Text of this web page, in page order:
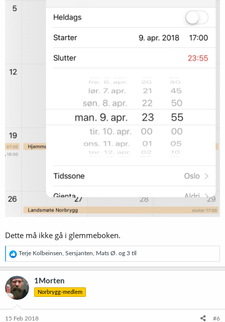
Dette må ikke gå i glemmeboken.
R
e
a
k
s
j
o
e
Terje Kolbeinsen Sersjanten Mats Ø. og 3 til
1Morten
Norbrygg-medlem
15 Feb 2018 #6